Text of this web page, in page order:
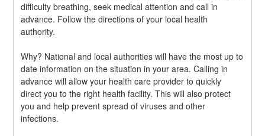
difficulty breathing, seek medical attention and call in
advance. Follow the directions of your local health
authority.
Why? National and local authorities will have the most up to
date information on the situation in your area. Calling in
advance will allow your health care provider to quickly
direct you to the right health facility. This will also protect
you and help prevent spread of viruses and other
infections.